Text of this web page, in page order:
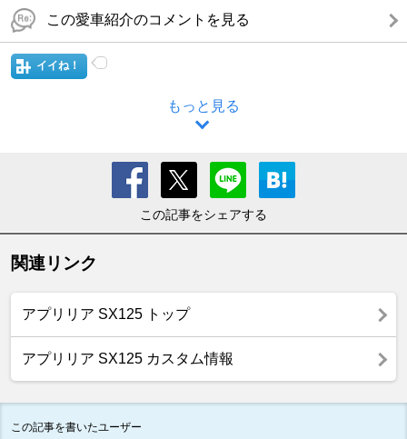
この愛車紹介のコメントを見る
イイね！
もっと見る
この記事をシェアする
関連リンク
アプリリア SX125 トップ
アプリリア SX125 カスタム情報
この記事を書いたユーザー